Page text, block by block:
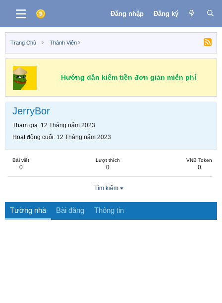
Đăng nhập Đăng ký
Trang Chủ Thành Viên
Hướng dẫn kiếm tiền đơn giản miễn phí
JerryBor
Tham gia 12 Tháng năm 2023
Hoạt động cuối 12 Tháng năm 2023
Bài viết
0
Lượt thích
0
VNB Token
0
Tìm kiếm
Tường nhà Bài đăng Thông tin